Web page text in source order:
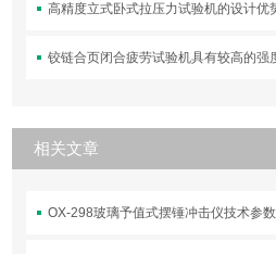
高精度立式卧式拉压力试验机的设计优
铰链合页闭合疲劳试验机具有较高的强
相关文章
OX-298玻璃予值式摆锤冲击仪技术参数